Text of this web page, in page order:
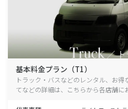
基本料金プラン（T1）
トラック・バスなどのレンタル、お
てなどの詳細は、こちらから各店舗に